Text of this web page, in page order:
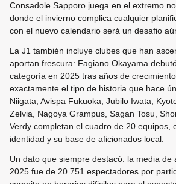
Consadole Sapporo juega en el extremo
donde el invierno complica cualquier
con el nuevo calendario será un desafio
La J1 también incluye clubes que han
aportan frescura: Fagiano Okayama
categoría en 2025 tras años de
exactamente el tipo de historia que hace
Niigata, Avispa Fukuoka, Jubilo Iwata,
Zelvia, Nagoya Grampus, Sagan Tosu,
Verdy completan el cuadro de 20 equipos,
identidad y su base de aficionados local.
Un dato que siempre destacó: la media de
2025 fue de 20.751 espectadores por